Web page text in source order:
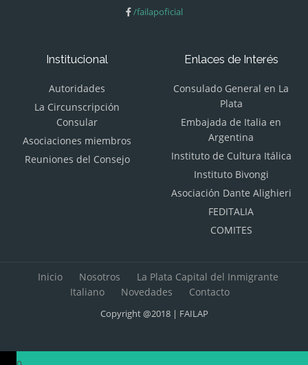
/failapoficial
Institucional
Autoridades
La Circunscripción
Consular
Asociaciones miembros
Reuniones del Consejo
Enlaces de Interés
Consulado General en La
Plata
Embajada de Italia en
Argentina
Instituto de Cultura Itálica
Instituto Bivongi
Asociación Dante Alighieri
FEDITALIA
COMITES
Inicio Nosotros
La Plata Capital del Inmigrante
Italiano
Novedades Contacto
Copyright @2018 | FAILAP